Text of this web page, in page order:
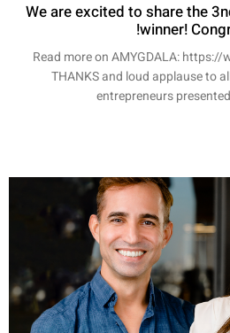
We are excited to share the
winner!
Read more on AMYGDALA:
THANKS and loud applause to
entrepreneurs